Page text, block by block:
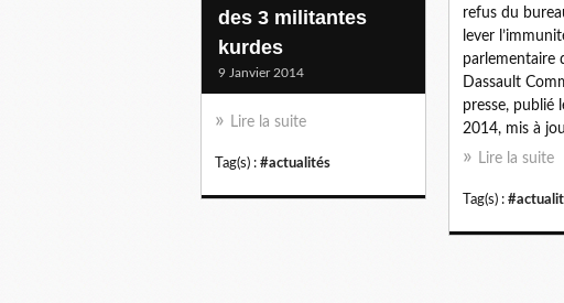
refus du
lever
parlementaire
Dassault
presse, publié
2014, mis à
Lire la suite
Tag(s) :
des 3 militantes
kurdes
9 Janvier 2014
Lire la suite
Tag(s) : #actualités